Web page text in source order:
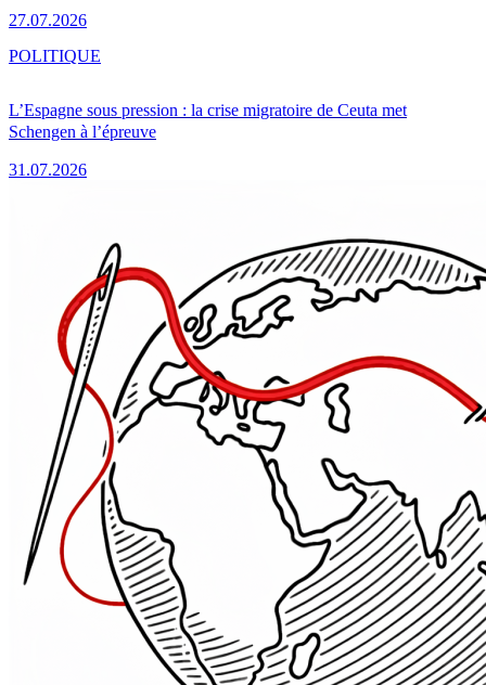
27.07.2026
L’Espagne sous pression : la crise migratoire de Ceuta met
Schengen à l’épreuve
31.07.2026
POLITIQUE